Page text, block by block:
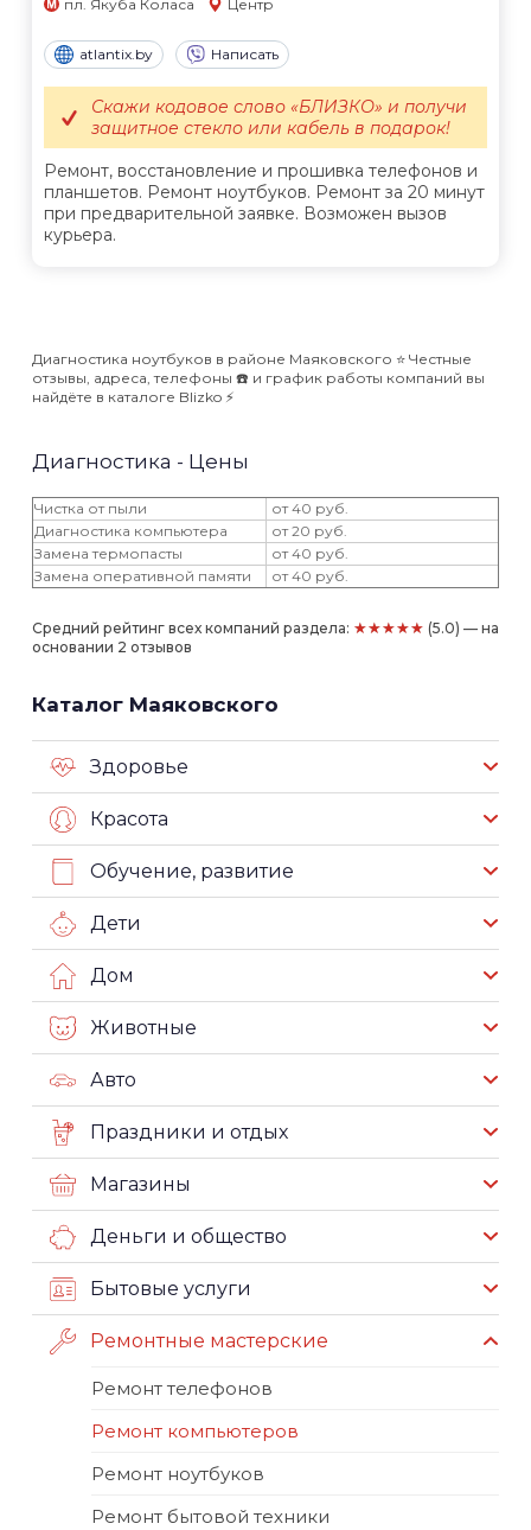
пл. Якуба Коласа Центр
atlantix.by Написать
Ремонт, восстановление и прошивка телефонов и
планшетов. Ремонт ноутбуков. Ремонт за 20 минут
при предварительной заявке. Возможен вызов
курьера.
Скажи кодовое слово «БЛИЗКО» и получи
защитное стекло или кабель в подарок!
Диагностика ноутбуков в районе Маяковского ⭐️ Честные
отзывы, адреса, телефоны ☎️ и график работы компаний вы
найдёте в каталоге Blizko ⚡️
Диагностика - Цены
Чистка от пыли
от 40 руб.
Диагностика компьютера
от 20 руб.
Замена термопасты
от 40 руб.
Замена оперативной памяти
от 40 руб.
Средний рейтинг всех компаний раздела: ★★★★★ (5.0) — на
основании 2 отзывов
Каталог Маяковского
Здоровье
Красота
Обучение, развитие
Дети
Дом
Животные
Авто
Праздники и отдых
Магазины
Деньги и общество
Бытовые услуги
Ремонтные мастерские
Ремонт телефонов
Ремонт компьютеров
Ремонт ноутбуков
Ремонт бытовой техники